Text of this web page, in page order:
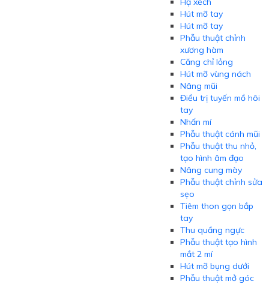
Hút mỡ tay
Hút mỡ tay
Phẫu thuật chỉnh
xương hàm
Căng chỉ lỏng
Hút mỡ vùng nách
Nâng mũi
Điều trị tuyến mồ hôi
tay
Nhấn mí
Phẫu thuật cánh mũi
Phẫu thuật thu nhỏ,
tạo hình âm đạo
Nâng cung mày
Phẫu thuật chỉnh sửa
sẹo
Tiêm thon gọn bắp
tay
Thu quầng ngực
Phẫu thuật tạo hình
mắt 2 mí
Hút mỡ bụng dưới
Phẫu thuật mở góc